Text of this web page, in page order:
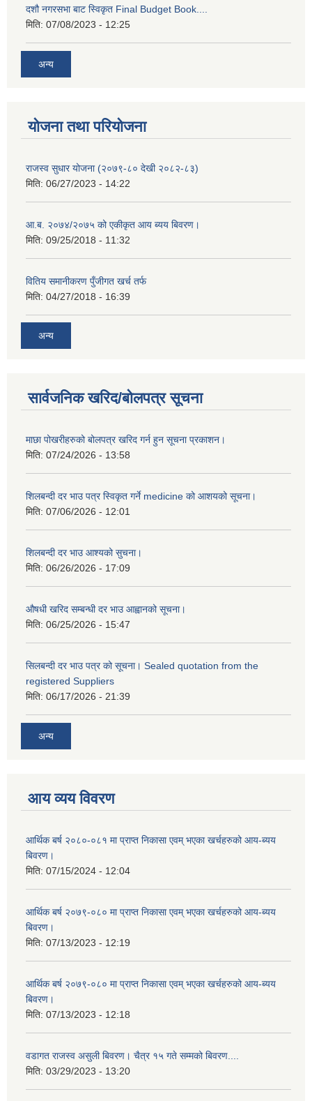
दशौ नगरसभा बाट स्विकृत Final Budget Book....
मिति: 07/08/2023 - 12:25
अन्य
योजना तथा परियोजना
राजस्व सुधार योजना (२०७९-८० देखी २०८२-८३)
मिति: 06/27/2023 - 14:22
आ.ब. २०७४/२०७५ को एकीकृत आय ब्यय बिवरण।
मिति: 09/25/2018 - 11:32
वितिय समानीकरण पुँजीगत खर्च तर्फ
मिति: 04/27/2018 - 16:39
अन्य
सार्वजनिक खरिद/बोलपत्र सूचना
माछा पोखरीहरुको बोलपत्र खरिद गर्न हुन सूचना प्रकाशन।
मिति: 07/24/2026 - 13:58
शिलबन्दी दर भाउ पत्र स्विकृत गर्ने medicine को आशयको सूचना।
मिति: 07/06/2026 - 12:01
शिलबन्दी दर भाउ आश्यको सुचना।
मिति: 06/26/2026 - 17:09
औषधी खरिद सम्बन्धी दर भाउ आह्वानको सूचना।
मिति: 06/25/2026 - 15:47
सिलबन्दी दर भाउ पत्र को सूचना। Sealed quotation from the
registered Suppliers
मिति: 06/17/2026 - 21:39
अन्य
आय व्यय विवरण
आर्थिक बर्ष २०८०-०८१ मा प्राप्त निकासा एवम् भएका खर्चहरुको आय-ब्यय
बिवरण।
मिति: 07/15/2024 - 12:04
आर्थिक बर्ष २०७९-०८० मा प्राप्त निकासा एवम् भएका खर्चहरुको आय-ब्यय
बिवरण।
मिति: 07/13/2023 - 12:19
आर्थिक बर्ष २०७९-०८० मा प्राप्त निकासा एवम् भएका खर्चहरुको आय-ब्यय
बिवरण।
मिति: 07/13/2023 - 12:18
वडागत राजस्व असुली बिवरण। चैत्र १५ गते सम्मको बिवरण....
मिति: 03/29/2023 - 13:20